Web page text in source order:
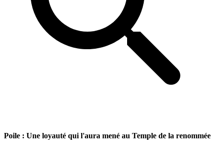
Poile : Une loyauté qui l'aura mené au Temple de la renommée